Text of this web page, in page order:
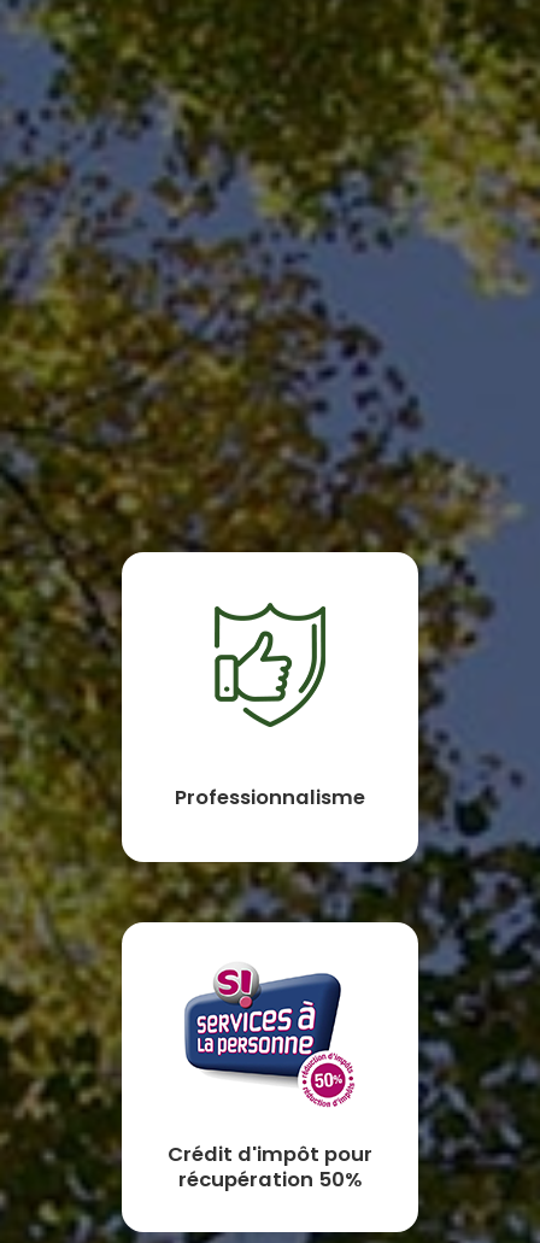
Professionnalisme
Crédit d'impôt pour
récupération 50%